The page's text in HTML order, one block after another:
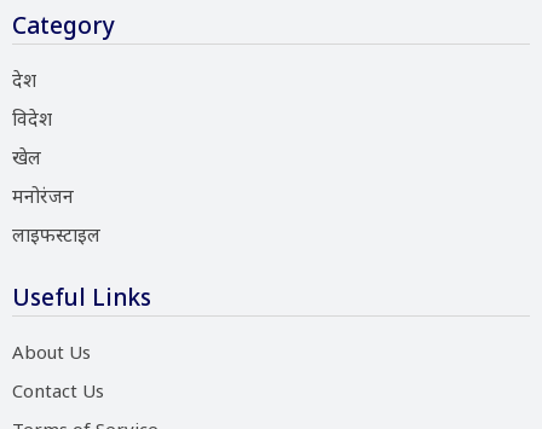
Category
देश
विदेश
खेल
मनोरंजन
लाइफस्टाइल
Useful Links
About Us
Contact Us